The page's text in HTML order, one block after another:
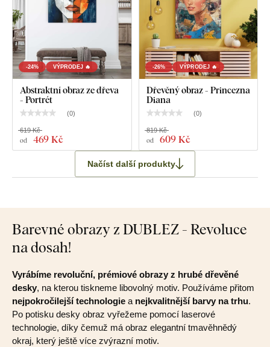
-24% VÝPRODEJ 🔥
Abstraktní obraz ze dřeva
- Portrét
(0)
od 469 Kč
619 Kč
-26% VÝPRODEJ 🔥
Dřevěný obraz - Princezna
Diana
(0)
od 609 Kč
819 Kč
Načíst další produkty
Barevné obrazy z DUBLEZ - Revoluce
na dosah!
Vyrábíme revoluční, prémiové obrazy z hrubé dřevěné
desky, na kterou tiskneme libovolný motiv. Používáme přitom
nejpokročilejší technologie a nejkvalitnější barvy na trhu.
Po potisku desky obraz vyřežeme pomocí laserové
technologie, díky čemuž má obraz elegantní tmavěhnědý
okraj, který ještě více zvýrazní motiv.